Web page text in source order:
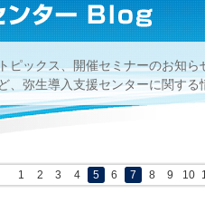
ピックス、開催セミナーのお知ら
、弥生導入支援センターに関す
1 2 3 4 5 6 7 8 9 10